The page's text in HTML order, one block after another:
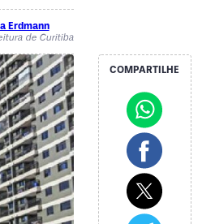
Erdmann
de Curitiba
COMPARTILHE